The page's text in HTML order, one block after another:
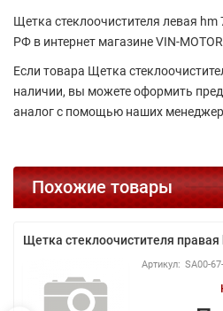
Щетка стеклоочистителя левая hm
РФ в интернет магазине VIN-
Если товара Щетка
наличии, вы можете оформить
аналог с помощью наших
Похожие товары
Щетка стеклоочистителя правая
SA00-